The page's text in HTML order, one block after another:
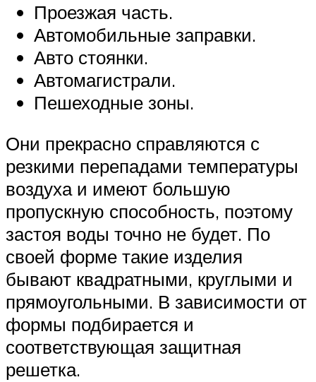
Проезжая часть.
Автомобильные заправки.
Авто стоянки.
Автомагистрали.
Пешеходные зоны.
Они прекрасно справляются с
резкими перепадами температуры
воздуха и имеют большую
пропускную способность, поэтому
застоя воды точно не будет. По
своей форме такие изделия
бывают квадратными, круглыми и
прямоугольными. В зависимости от
формы подбирается и
соответствующая защитная
решетка.